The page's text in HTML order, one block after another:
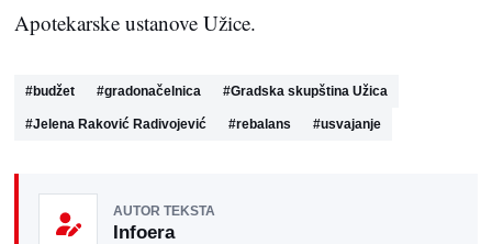
Apotekarske ustanove Užice.
#budžet #gradonačelnica #Gradska skupština Užica
#Jelena Raković Radivojević #rebalans #usvajanje
AUTOR TEKSTA
Infoera